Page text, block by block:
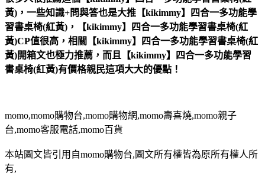
黃)，一些知識+問與答也是大推【kikimmy】四合一多功能學
習書桌椅(紅黃)，【kikimmy】四合一多功能學習書桌椅(紅
黃)CP值很高，相關【kikimmy】四合一多功能學習書桌椅(紅
黃)開箱文也極力推薦，而且【kikimmy】四合一多功能學習
書桌椅(紅黃)有價格親民這項大大的優點！
momo,momo購物台,momo購物網,momo壽喜燒,momo親子
台,momo客服電話,momo百貨
本站圖文皆引用自momo購物台,圖文所有權皆為原所有權人所
有,